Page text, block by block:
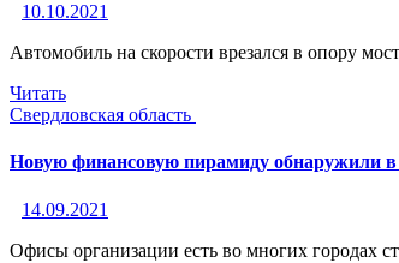
10.10.2021
Автомобиль на скорости врезался в опору
Читать
Свердловская область
Новую финансовую пирамиду обнаружили в
14.09.2021
Офисы организации есть во многих городах